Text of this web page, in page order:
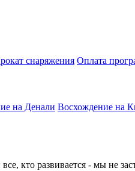
снаряжения Оплата
на Денали Восхождение на
кто развивается - мы не